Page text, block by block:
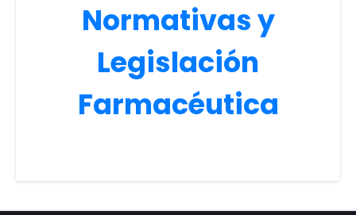
Normativas y
Legislación
Farmacéutica